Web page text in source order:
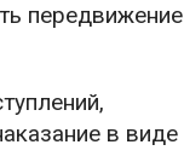
передвижение
в виде